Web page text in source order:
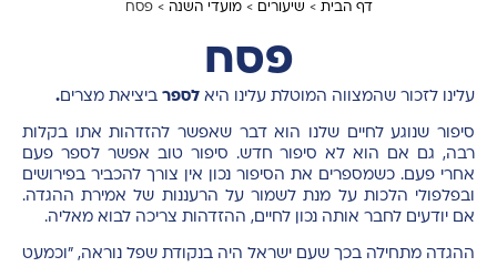
דף הבית > שיעורים >מועדי השנה > פסח
פסח
עלינו לזכור שהמצווה המוטלת עלינו היא לספר ביציאת מצרים.
סיפור שנוגע לחיים שלנו הוא דבר שאפשר להזדהות אתו בקלות
רבה, גם אם הוא לא סיפור חדש. סיפור טוב אפשר לספר פעם
אחרי פעם. כשמספרים את הסיפור נכון אין צורך להכביר בפירושים
ובפלפולי הלכות על מנת לשמור על הרעננות של אמירת ההגדה.
אם יודעים לחבר אותה נכון לחיים, ההזדהות צריכה לבוא מאליה.
ההגדה מתחילה בכך שעם ישראל היה בנקודת שפל נוראה, "וכמעט